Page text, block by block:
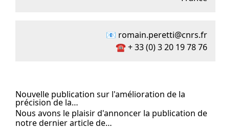
📧 romain.peretti@cnrs.fr
☎ + 33 (0) 3 20 19 78 76
Nouvelle publication sur l'amélioration de la
précision de la…
Nous avons le plaisir d'annoncer la publication de
notre dernier article de…